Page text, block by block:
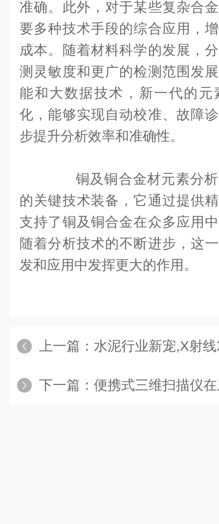
准确。此外，对于某些复杂合
要多种技术手段的综合应用，
成本。随着材料科学的发展，
测灵敏度和更广的检测范围发
能和大数据技术，新一代的元
化，能够实现自动校准、故障
步提升分析效率和准确性。
铜及铜合金材元素分析
的关键技术装备，它通过提供
支持了铜及铜合金在众多应用
随着分析技术的不断进步，这
发和应用中发挥更大的作用。
上一篇： 水泥行业新宠,X射
下一篇： 便携式三维扫描仪